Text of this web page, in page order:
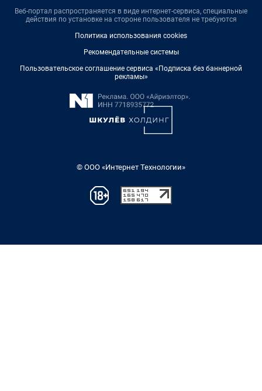
Веб-портал распространяется в виде интернет-сервиса, специальные
действия по установке на стороне пользователя не требуются
Политика использования cookies
Рекомендательные системы
Пользовательское соглашение сервиса «Подписка без баннерной
рекламы»
© ООО «Интернет Технологии»